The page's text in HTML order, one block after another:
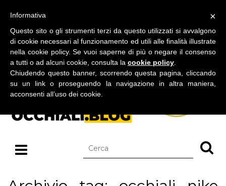
BLOG SU OCCHIALI DA SOLE E OCCHIALI DA VISTA
×
Informativa
Questo sito o gli strumenti terzi da questo utilizzati si avvalgono
di cookie necessari al funzionamento ed utili alle finalità illustrate
nella cookie policy. Se vuoi saperne di più o negare il consenso
a tutti o ad alcuni cookie, consulta la cookie policy
Chiudendo questo banner, scorrendo questa pagina, cliccando
su un link o proseguendo la navigazione in altra maniera,
acconsenti all’uso dei cookie.